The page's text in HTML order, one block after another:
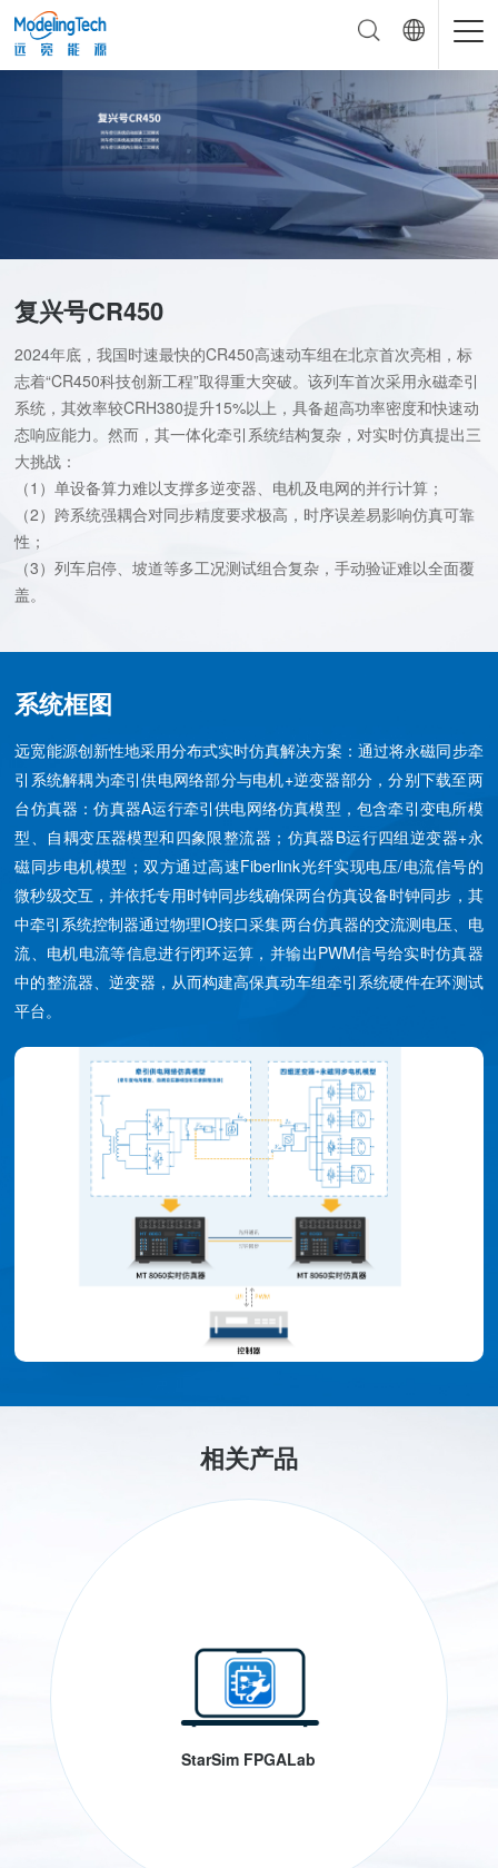
复兴号CR450
2024年底，我国时速最快的CR450高速动车组在北京首次亮相，标
志着“CR450科技创新工程”取得重大突破。该列车首次采用永磁牵引
系统，其效率较CRH380提升15%以上，具备超高功率密度和快速动
态响应能力。然而，其一体化牵引系统结构复杂，对实时仿真提出三
大挑战：
（1）单设备算力难以支撑多逆变器、电机及电网的并行计算；
（2）跨系统强耦合对同步精度要求极高，时序误差易影响仿真可靠
性；
（3）列车启停、坡道等多工况测试组合复杂，手动验证难以全面覆
盖。
系统框图
远宽能源创新性地采用分布式实时仿真解决方案：通过将永磁同步牵
引系统解耦为牵引供电网络部分与电机+逆变器部分，分别下载至两
台仿真器：仿真器A运行牵引供电网络仿真模型，包含牵引变电所模
型、自耦变压器模型和四象限整流器；仿真器B运行四组逆变器+永
磁同步电机模型；双方通过高速Fiberlink光纤实现电压/电流信号的
微秒级交互，并依托专用时钟同步线确保两台仿真设备时钟同步，其
中牵引系统控制器通过物理IO接口采集两台仿真器的交流测电压、电
流、电机电流等信息进行闭环运算，并输出PWM信号给实时仿真器
中的整流器、逆变器，从而构建高保真动车组牵引系统硬件在环测试
平台。
相关产品
StarSim FPGALab